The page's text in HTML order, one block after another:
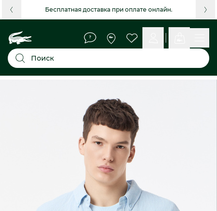
Бесплатная доставка при оплате онлайн.
Поиск